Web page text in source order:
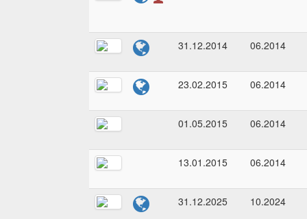
31.12.2014 06.2014
23.02.2015 06.2014
01.05.2015 06.2014
13.01.2015 06.2014
31.12.2025 10.2024